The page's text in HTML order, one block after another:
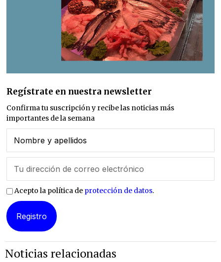
Regístrate en nuestra newsletter
Confirma tu suscripción y recibe las noticias más
importantes de la semana
Acepto la política de protección de datos.
Noticias relacionadas